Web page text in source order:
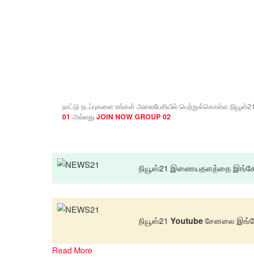
நாட்டு நடப்புகளை உங்கள் அலைபேசியில் பெற்றுக்கொள்ள நியூஸ்21
01 அல்லது JOIN NOW GROUP 02
நியூஸ்21 இணையதளத்தை இங்கே
நியூஸ்21 Youtubeசேனலை
Read More